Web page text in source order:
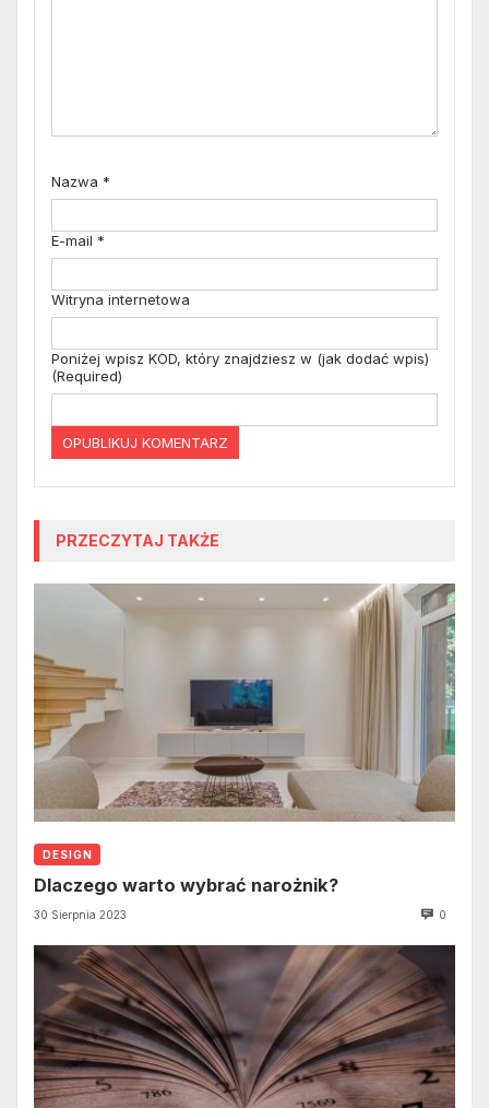
Nazwa *
E-mail *
Witryna internetowa
Poniżej wpisz KOD, który znajdziesz w (jak dodać wpis)
(Required)
PRZECZYTAJ TAKŻE
DESIGN
Dlaczego warto wybrać narożnik?
30 Sierpnia 2023 0